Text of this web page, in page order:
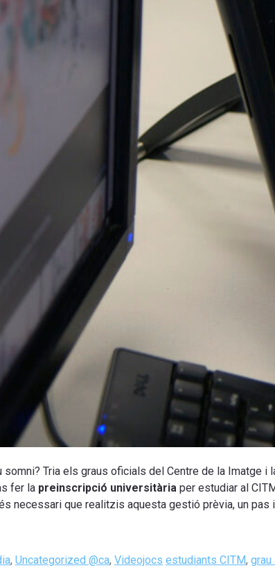
Tria els graus oficials del Centre de la Imatge i
fer la preinscripció universitària per estudiar al
necessari que realitzis aquesta gestió prèvia, un pas
, Uncategorized @ca, Videojocs Tags
estudiants CITM, grau